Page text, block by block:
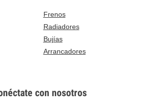
Frenos
Radiadores
Bujías
Arrancadores
con nosotros